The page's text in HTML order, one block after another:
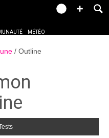
MÉTÉO
Outline